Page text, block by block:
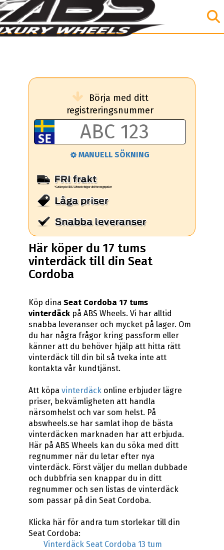
Börja med ditt
registreringsnummer
MANUELL SÖKNING
Här köper du 17 tums
vinterdäck till din Seat
Cordoba
Köp dinaSeat Cordoba 17 tums
vinterdäck på ABS Wheels. Vi har alltid
snabba leveranser och mycket på lager. Om
du har några frågor kring passform eller
känner att du behöver hjälp att hitta rätt
vinterdäck till din bil så tveka inte att
kontakta vår kundtjänst.
Att köpavinterdäck online erbjuder lägre
priser, bekvämligheten att handla
närsomhelst och var som helst. På
abswheels.se har samlat ihop de bästa
vinterdäcken marknaden har att erbjuda.
Här på ABS Wheels kan du söka med ditt
regnummer när du letar efter nya
vinterdäck. Först väljer du mellan dubbade
och dubbfria sen knappar du in ditt
regnummer och sen listas de vinterdäck
som passar på din Seat Cordoba.
Klicka här för andra tum storlekar till din
Seat Cordoba:
Vinterdäck Seat Cordoba 13 tum